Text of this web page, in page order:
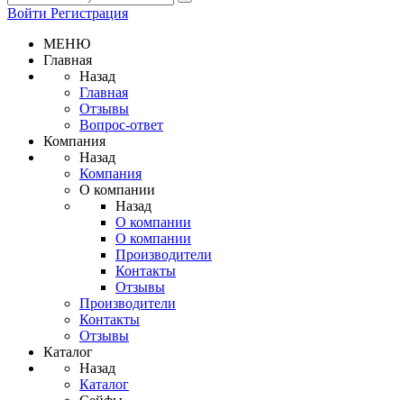
Войти Регистрация
МЕНЮ
Главная
Назад
Главная
Отзывы
Вопрос-ответ
Компания
Назад
Компания
О компании
Назад
О компании
О компании
Производители
Контакты
Отзывы
Производители
Контакты
Отзывы
Каталог
Назад
Каталог